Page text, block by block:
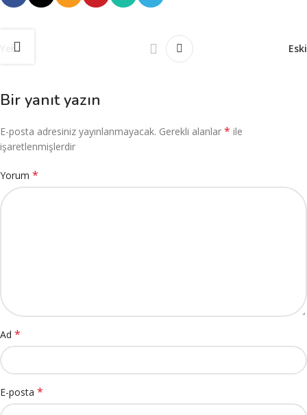
Yeni Eski
Bir yanıt yazın
E-posta adresiniz yayınlanmayacak. Gerekli alanlar * ile
işaretlenmişlerdir
Yorum *
Ad *
E-posta *